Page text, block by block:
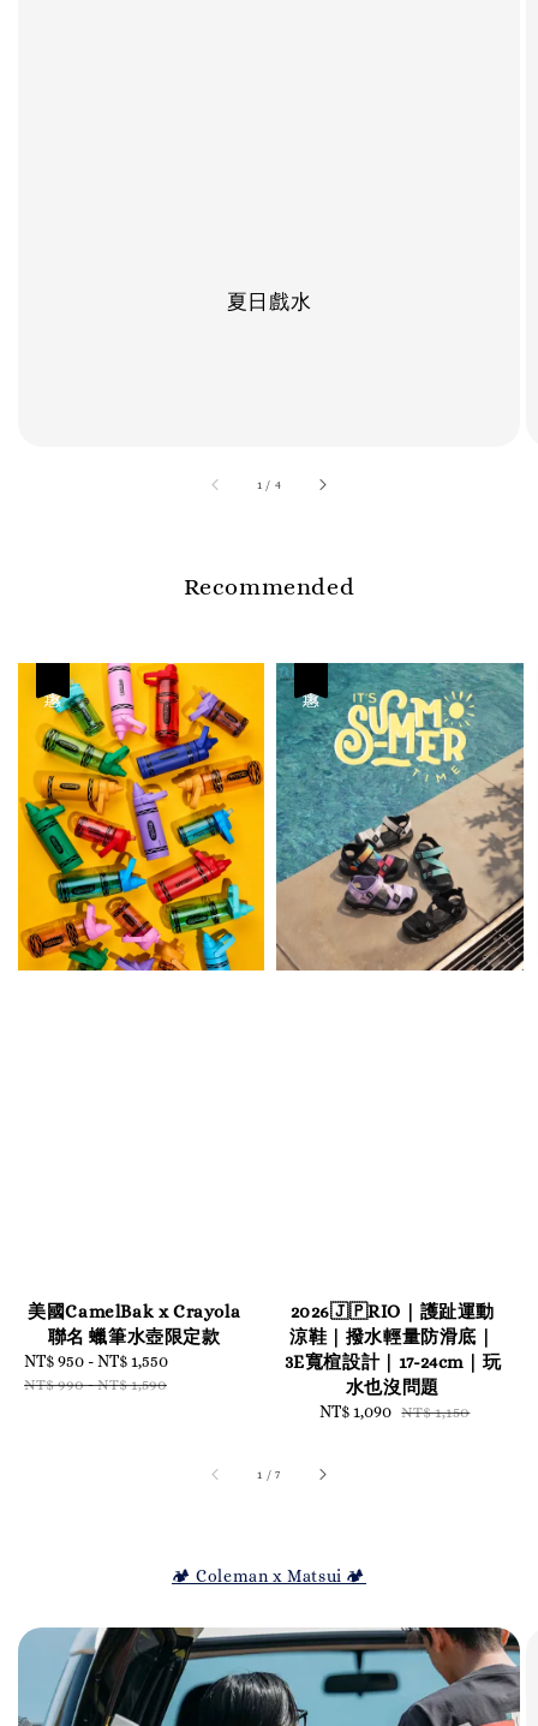
夏日戲水
1 / accessibility.of
4
Recommended
美國CamelBak x Crayola
聯名 蠟筆水壺限定款
Sale
price
NT$ 950 -NT$ 1,550
NT$ 990-NT$ 1,590
2026🇯🇵RIO｜護趾運動
涼鞋｜撥水輕量防滑底｜
3E寬楦設計｜17-24cm｜玩
水也沒問題
Sale
NT$ 1,090 Regular
NT$ 1,150
1 /7
🏕️ Coleman x Matsui 🏕️